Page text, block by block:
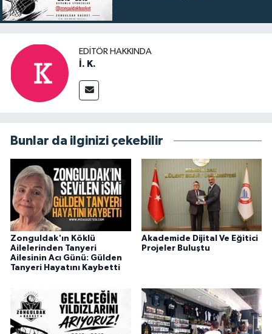
EDITÖR HAKKINDA
İ. K.
Bunlar da ilginizi çekebilir
Zonguldak'ın Köklü
Ailelerinden Tanyeri
Ailesinin Acı Günü: Gülden
Tanyeri Hayatını Kaybetti
Akademide Dijital Ve Eğitici
Projeler Buluştu